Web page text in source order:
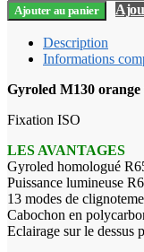
Ajouter au panier
Description
Informations
Gyroled M130 orange
Fixation ISO
LES AVANTAGES
Gyroled homologué
Puissance lumineuse
13 modes de
Cabochon en
Eclairage sur le dessus